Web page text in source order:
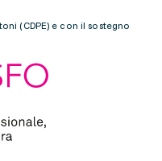
(CDPE) e con il sostegno